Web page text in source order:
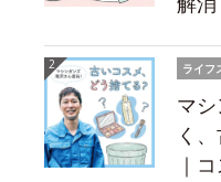
ライフ
マ
く
｜